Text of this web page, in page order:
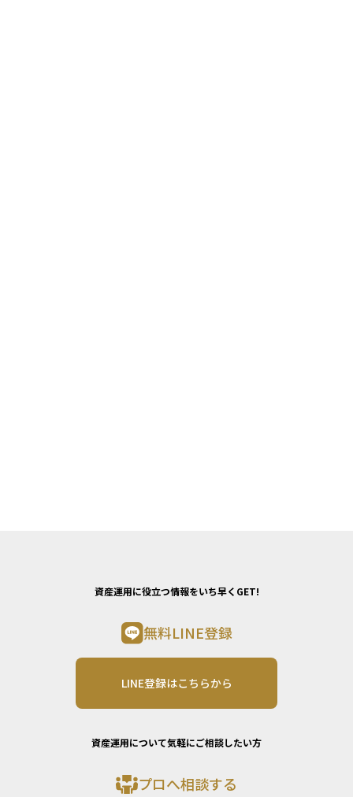
資産運用に役立つ情報をいち早くGET!
無料LINE登録
LINE登録はこちらから
資産運用について気軽にご相談したい方
プロへ相談する